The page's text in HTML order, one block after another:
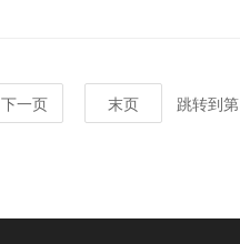
下一页 末页 跳转到第